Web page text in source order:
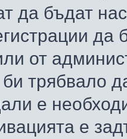
да бъдат
да
от
трябвало
е
е